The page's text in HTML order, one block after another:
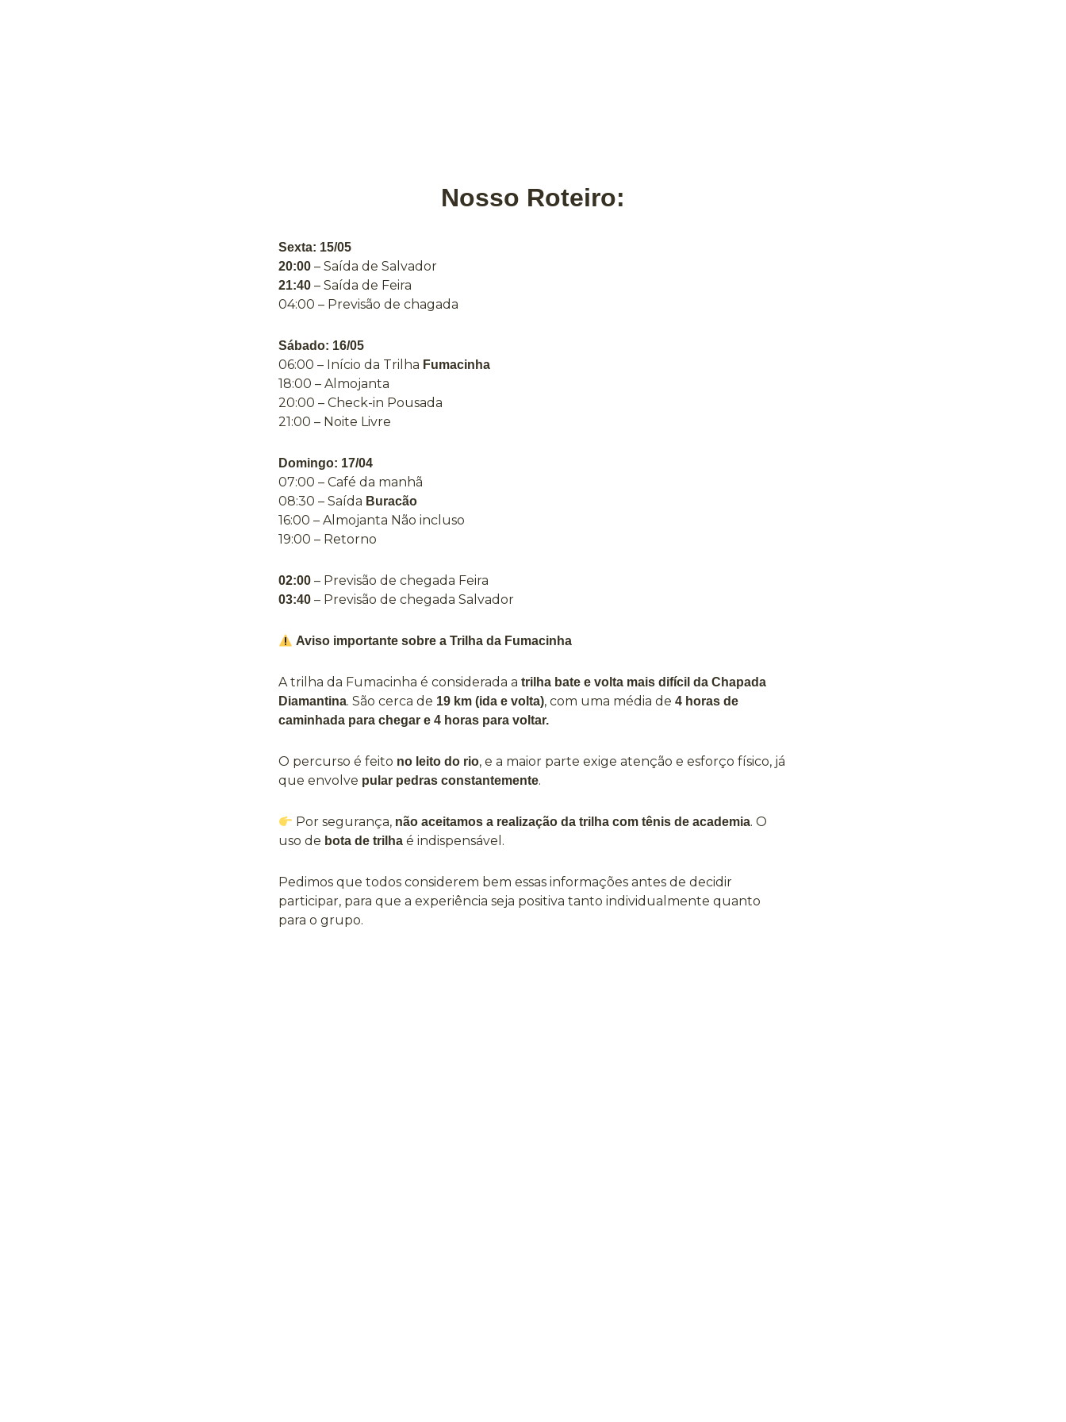
Nosso Roteiro:
Sexta: 15/05
20:00 – Saída de Salvador
21:40 – Saída de Feira
04:00 – Previsão de chagada
Sábado: 16/05
06:00 – Início da Trilha Fumacinha
18:00 – Almojanta
20:00 – Check-in Pousada
21:00 – Noite Livre
Domingo: 17/04
07:00 – Café da manhã
08:30 – Saída Buracão
16:00 – Almojanta Não incluso
19:00 – Retorno
02:00 – Previsão de chegada Feira
03:40 – Previsão de chegada Salvador
Aviso importante sobre a Trilha da Fumacinha
A trilha da Fumacinha é considerada a trilha bate e volta mais difícil da Chapada
Diamantina. São cerca de 19 km (ida e volta), com uma média de 4 horas de
caminhada para chegar e 4 horas para voltar.
O percurso é feito no leito do rio, e a maior parte exige atenção e esforço físico, já
que envolve pular pedras constantemente.
Por segurança, não aceitamos a realização da trilha com tênis de academia. O
uso de bota de trilha é indispensável.
Pedimos que todos considerem bem essas informações antes de decidir
participar, para que a experiência seja positiva tanto individualmente quanto
para o grupo.